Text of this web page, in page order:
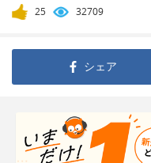
25 32709
シェア